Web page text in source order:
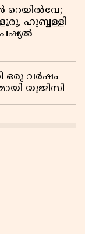
റെയിൽവേ;
ഹുബ്ബള്ളി
ഒരു വർഷം
യുജിസി